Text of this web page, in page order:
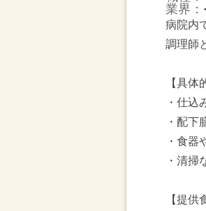
業界：
病院内
調理師
【具体
・仕込
・配下
・食器
・清掃
【提供